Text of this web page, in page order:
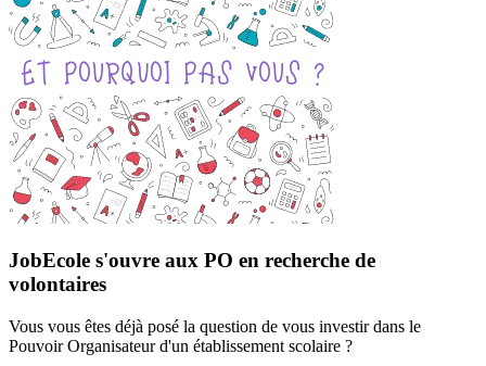
JobEcole s'ouvre aux PO en recherche de
volontaires
Vous vous êtes déjà posé la question de vous investir dans le
Pouvoir Organisateur d'un établissement scolaire ?